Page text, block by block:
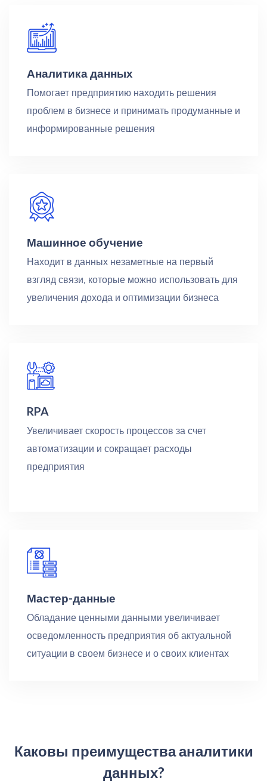
Аналитика данных
Помогает предприятию находить решения
проблем в бизнесе и принимать продуманные и
информированные решения
Машинное обучение
Находит в данных незаметные на первый
взгляд связи, которые можно использовать для
увеличения дохода и оптимизации бизнеса
RPA
Увеличивает скорость процессов за счет
автоматизации и сокращает расходы
предприятия
Мастер-данные
Обладание ценными данными увеличивает
осведомленность предприятия об актуальной
ситуации в своем бизнесе и о своих клиентах
Каковы преимущества аналитики
данных?